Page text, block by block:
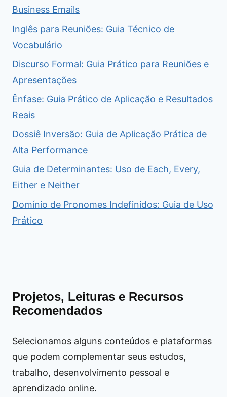
Business Emails
Inglês para Reuniões: Guia Técnico de
Vocabulário
Discurso Formal: Guia Prático para Reuniões e
Apresentações
Ênfase: Guia Prático de Aplicação e Resultados
Reais
Dossiê Inversão: Guia de Aplicação Prática de
Alta Performance
Guia de Determinantes: Uso de Each, Every,
Either e Neither
Domínio de Pronomes Indefinidos: Guia de Uso
Prático
Projetos, Leituras e Recursos
Recomendados
Selecionamos alguns conteúdos e plataformas
que podem complementar seus estudos,
trabalho, desenvolvimento pessoal e
aprendizado online.